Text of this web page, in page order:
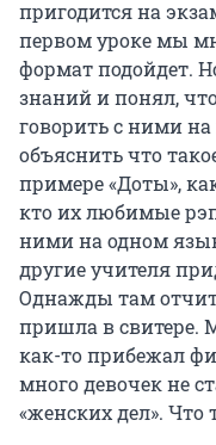
пригодится на
первом уроке мы
формат подойдет.
знаний и понял,
говорить с ними
объяснить что
примере «Доты»,
кто их любимые
ними на одном
другие учителя
Однажды там
пришла в свитере.
как-то прибежал
много девочек не
«женских дел». Что